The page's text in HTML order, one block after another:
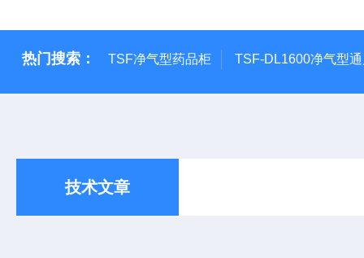
热门搜索： TSF净气型药品柜 TSF-DL1600净气型
技术文章